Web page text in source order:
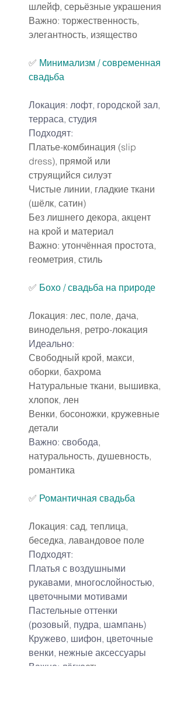
шлейф, серьёзные украшения
Важно: торжественность,
элегантность, изящество
✅ Минимализм / современная
свадьба
Локация: лофт, городской зал,
терраса, студия
Подходят:
Платье-комбинация (slip
dress), прямой или
струящийся силуэт
Чистые линии, гладкие ткани
(шёлк, сатин)
Без лишнего декора, акцент
на крой и материал
Важно: утончённая простота,
геометрия, стиль
✅ Бохо / свадьба на природе
Локация: лес, поле, дача,
винодельня, ретро-локация
Идеально:
Свободный крой, макси,
оборки, бахрома
Натуральные ткани, вышивка,
хлопок, лен
Венки, босоножки, кружевные
детали
Важно: свобода,
натуральность, душевность,
романтика
✅ Романтичная свадьба
Локация: сад, теплица,
беседка, лавандовое поле
Подходят:
Платья с воздушными
рукавами, многослойностью,
цветочными мотивами
Пастельные оттенки
(розовый, пудра, шампань)
Кружево, шифон, цветочные
венки, нежные аксессуары
Важно: лёгкость,